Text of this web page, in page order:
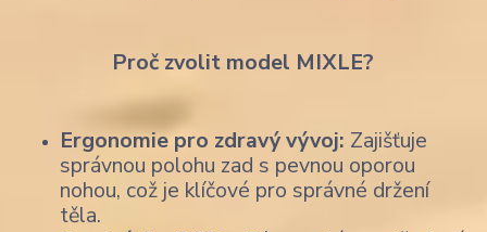
Proč zvolit model MIXLE?
Ergonomie pro zdravý vývoj: Zajišťuje
správnou polohu zad s pevnou oporou
nohou, což je klíčové pro správné držení
těla.